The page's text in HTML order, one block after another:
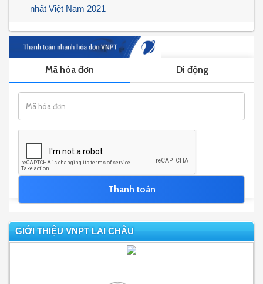
nhất Việt Nam 2021
GIỚI THIỆU VNPT LAI CHÂU